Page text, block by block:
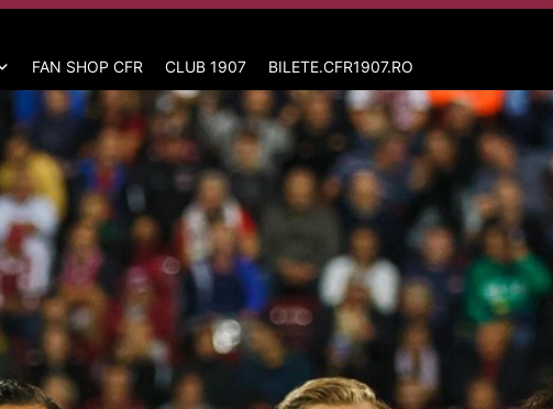
FAN SHOP CFR CLUB 1907 BILETE.CFR1907.RO